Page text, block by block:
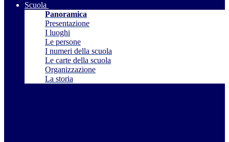
Scuola
Panoramica
Presentazione
I luoghi
Le persone
I numeri della scuola
Le carte della scuola
Organizzazione
La storia